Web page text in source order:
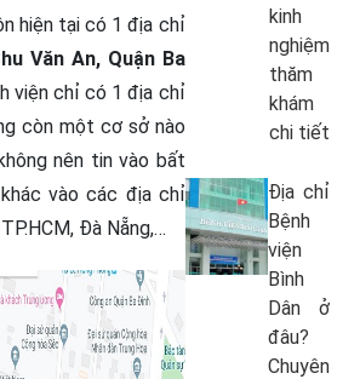
hiện tại có 1 địa chỉ
Văn An, Quận Ba
viện chỉ có 1 địa chỉ
còn một cơ sở nào
nên tin vào bất
vào các địa chỉ
Đà Nẵng,…
kinh
nghiệm
thăm
khám
chi tiết
Địa chỉ
Bệnh
viện
Bình
Dân ở
đâu?
Chuyên